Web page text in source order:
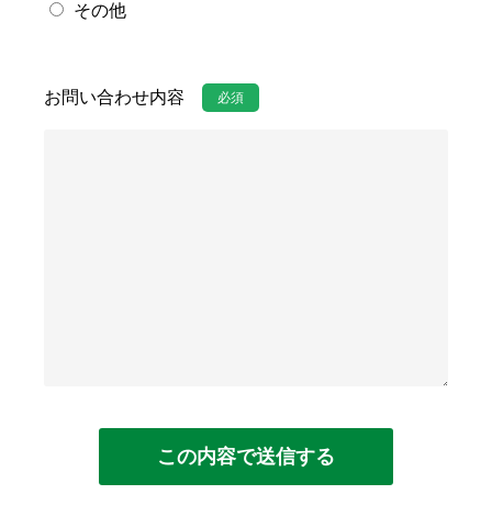
その他
お問い合わせ内容 必須